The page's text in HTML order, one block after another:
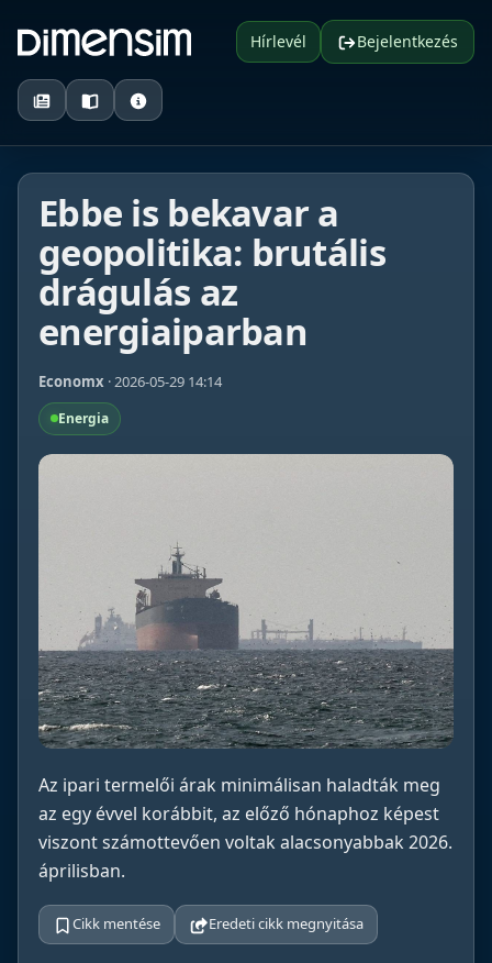
Hírlevél Bejelentkezés
Ebbe is bekavar a
geopolitika: brutális
drágulás az
energiaiparban
Economx · 2026-05-29 14:14
Energia
Az ipari termelői árak minimálisan haladták meg
az egy évvel korábbit, az előző hónaphoz képest
viszont számottevően voltak alacsonyabbak 2026.
áprilisban.
Cikk mentése Eredeti cikk megnyitása